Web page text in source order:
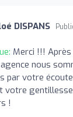
DISPANS
Merci !!!
nous
par votre
votre
!